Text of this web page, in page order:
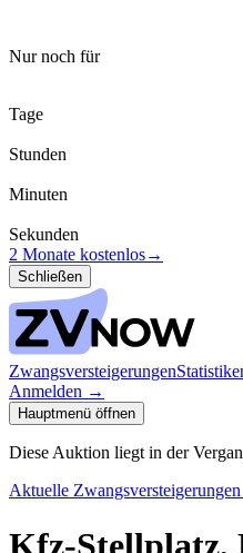
Nur noch für
Tage
Stunden
Minuten
Sekunden
2 Monate kostenlos→
Schließen
Zwangsversteigerungen
Anmelden →
Hauptmenü öffnen
Diese Auktion liegt in der
Aktuelle Zwangsversteigerungen
Kfz-Stellplatz,